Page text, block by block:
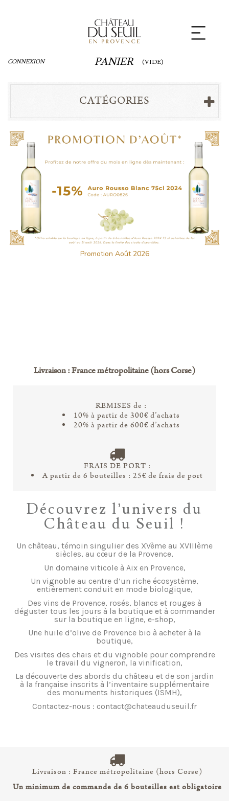
CONNEXION PANIER (VIDE)
CATÉGORIES
Promotion Août 2026
Livraison : France métropolitaine (hors Corse)
REMISES de :
10% à partir de 300€ d’achats
20% à partir de 600€ d’achats
FRAIS DE PORT :
A partir de 6 bouteilles : 25€ de frais de port
Découvrez l’univers du
Château du Seuil !
Un château, témoin singulier des XVème au XVIIIème
siècles, au cœur de la Provence,
Un domaine viticole à Aix en Provence,
Un vignoble au centre d’un riche écosystème,
entièrement conduit en mode biologique,
Des vins de Provence, rosés, blancs et rouges à
déguster tous les jours à la boutique et à commander
sur la boutique en ligne, e-shop,
Une huile d’olive de Provence bio à acheter à la
boutique,
Des visites des chais et du vignoble pour comprendre
le travail du vigneron, la vinification,
La découverte des abords du château et de son jardin
à la française inscrits à l’inventaire supplémentaire
des monuments historiques (ISMH),
Contactez-nous : contact@chateauduseuil.fr
Livraison : France métropolitaine (hors Corse)
Un minimum de commande de 6 bouteilles est obligatoire